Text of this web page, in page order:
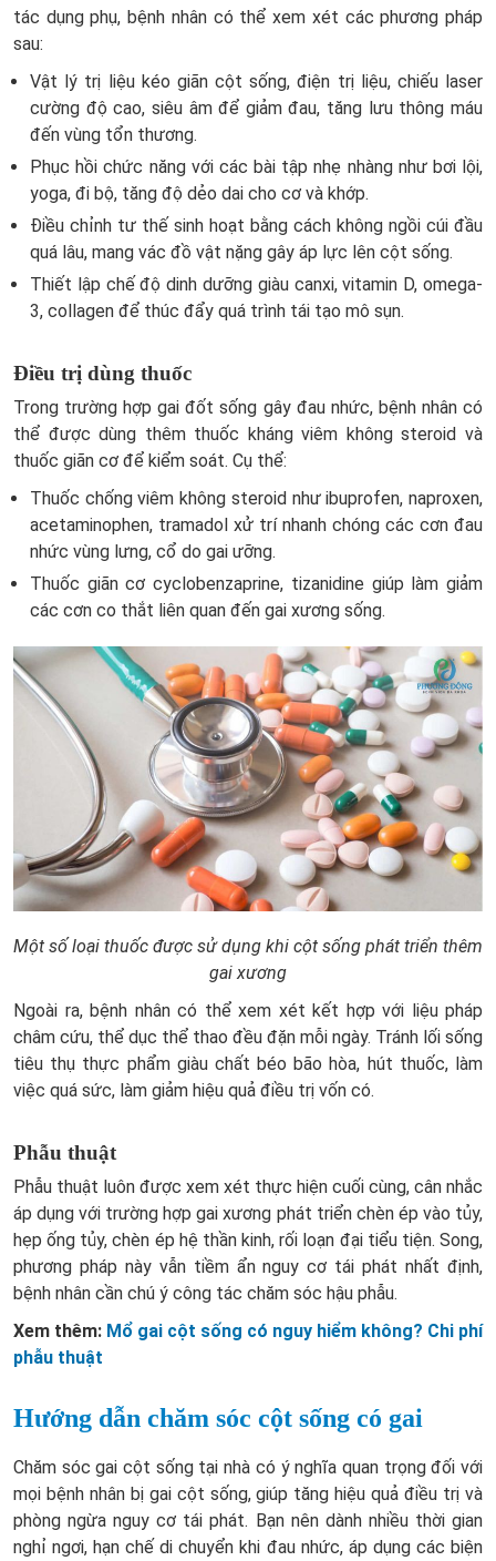
tác dụng phụ, bệnh nhân có thể xem xét các phương pháp
sau:
Vật lý trị liệu kéo giãn cột sống, điện trị liệu, chiếu laser
cường độ cao, siêu âm để giảm đau, tăng lưu thông máu
đến vùng tổn thương.
Phục hồi chức năng với các bài tập nhẹ nhàng như bơi lội,
yoga, đi bộ, tăng độ dẻo dai cho cơ và khớp.
Điều chỉnh tư thế sinh hoạt bằng cách không ngồi cúi đầu
quá lâu, mang vác đồ vật nặng gây áp lực lên cột sống.
Thiết lập chế độ dinh dưỡng giàu canxi, vitamin D, omega-
3, collagen để thúc đẩy quá trình tái tạo mô sụn.
Điều trị dùng thuốc
Trong trường hợp gai đốt sống gây đau nhức, bệnh nhân có
thể được dùng thêm thuốc kháng viêm không steroid và
thuốc giãn cơ để kiểm soát. Cụ thể:
Thuốc chống viêm không steroid như ibuprofen, naproxen,
acetaminophen, tramadol xử trí nhanh chóng các cơn đau
nhức vùng lưng, cổ do gai ưỡng.
Thuốc giãn cơ cyclobenzaprine, tizanidine giúp làm giảm
các cơn co thắt liên quan đến gai xương sống.
Một số loại thuốc được sử dụng khi cột sống phát triển thêm
gai xương
Ngoài ra, bệnh nhân có thể xem xét kết hợp với liệu pháp
châm cứu, thể dục thể thao đều đặn mỗi ngày. Tránh lối sống
tiêu thụ thực phẩm giàu chất béo bão hòa, hút thuốc, làm
việc quá sức, làm giảm hiệu quả điều trị vốn có.
Phẫu thuật
Phẫu thuật luôn được xem xét thực hiện cuối cùng, cân nhắc
áp dụng với trường hợp gai xương phát triển chèn ép vào tủy,
hẹp ống tủy, chèn ép hệ thần kinh, rối loạn đại tiểu tiện. Song,
phương pháp này vẫn tiềm ẩn nguy cơ tái phát nhất định,
bệnh nhân cần chú ý công tác chăm sóc hậu phẫu.
Xem thêm: Mổ gai cột sống có nguy hiểm không? Chi phí
phẫu thuật
Hướng dẫn chăm sóc cột sống có gai
Chăm sóc gai cột sống tại nhà có ý nghĩa quan trọng đối với
mọi bệnh nhân bị gai cột sống, giúp tăng hiệu quả điều trị và
phòng ngừa nguy cơ tái phát. Bạn nên dành nhiều thời gian
nghỉ ngơi, hạn chế di chuyển khi đau nhức, áp dụng các biện